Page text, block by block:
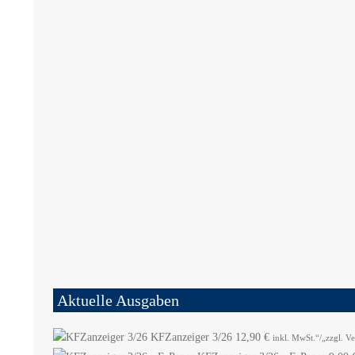
Aktuelle Ausgaben
KFZanzeiger 3/26 12,90 € inkl. MwSt.“/„zzgl.